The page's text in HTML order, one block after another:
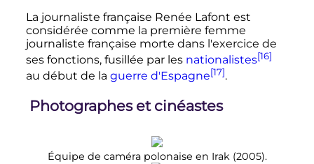
La journaliste française Renée Lafont est
considérée comme la première femme
journaliste française morte dans l'exercice de
ses fonctions, fusillée par les nationalistes[16]
au début de la guerre d'Espagne[17].
Photographes et cinéastes
Équipe de caméra polonaise en Irak (2005).